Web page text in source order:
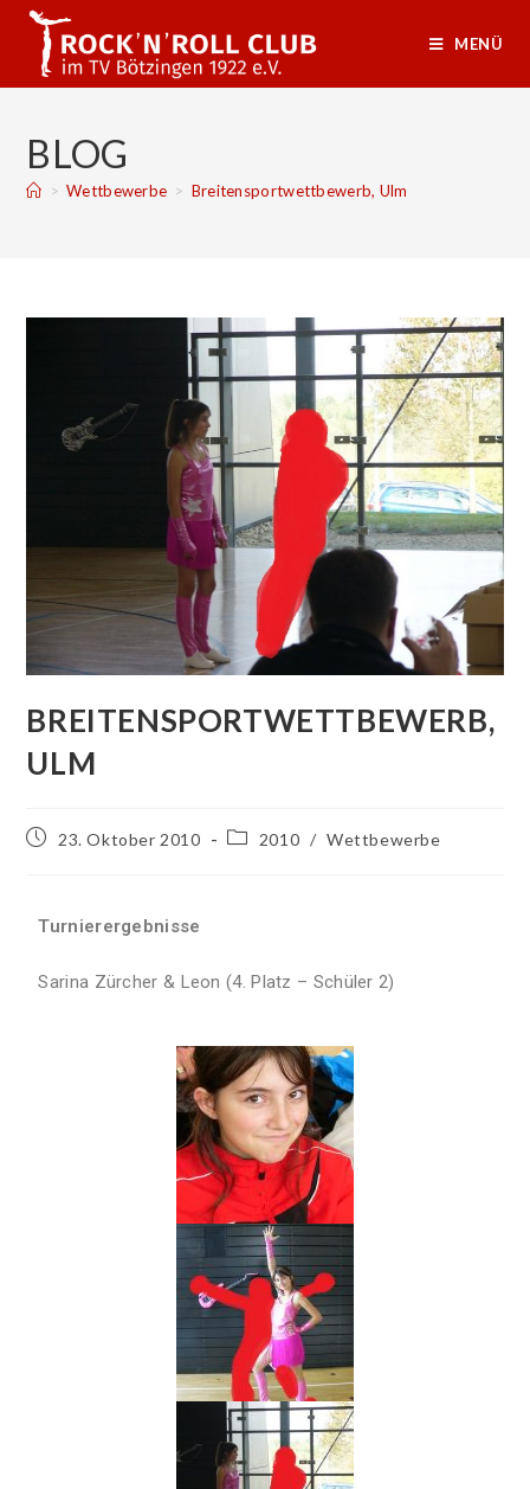
MENÜ
BLOG
> Wettbewerbe > Breitensportwettbewerb, Ulm
BREITENSPORTWETTBEWERB,
ULM
23. Oktober 2010 2010 / Wettbewerbe
Turnierergebnisse
Sarina Zürcher & Leon (4. Platz – Schüler 2)